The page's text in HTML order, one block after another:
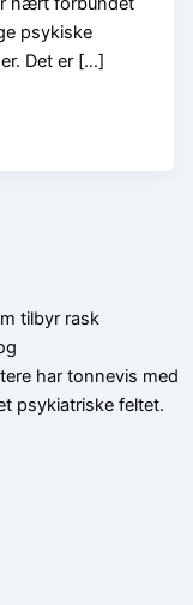
psykiske
Det er […]
tilbyr rask
har tonnevis med
psykiatriske feltet.